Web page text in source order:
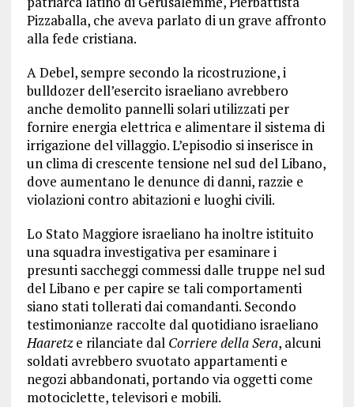
Pizzaballa, che aveva parlato di un grave affronto
alla fede cristiana.
A Debel, sempre secondo la ricostruzione, i
bulldozer dell’esercito israeliano avrebbero
anche demolito pannelli solari utilizzati per
fornire energia elettrica e alimentare il sistema di
irrigazione del villaggio. L’episodio si inserisce in
un clima di crescente tensione nel sud del Libano,
dove aumentano le denunce di danni, razzie e
violazioni contro abitazioni e luoghi civili.
Lo Stato Maggiore israeliano ha inoltre istituito
una squadra investigativa per esaminare i
presunti saccheggi commessi dalle truppe nel sud
del Libano e per capire se tali comportamenti
siano stati tollerati dai comandanti. Secondo
testimonianze raccolte dal quotidiano israeliano
Haaretze rilanciate dal Corriere della Sera, alcuni
soldati avrebbero svuotato appartamenti e
negozi abbandonati, portando via oggetti come
motociclette, televisori e mobili.